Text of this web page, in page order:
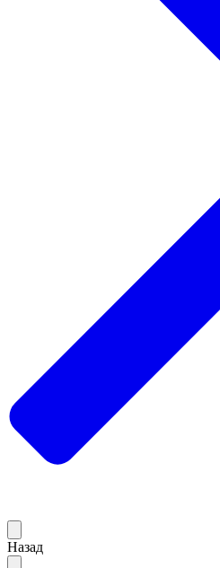
Назад